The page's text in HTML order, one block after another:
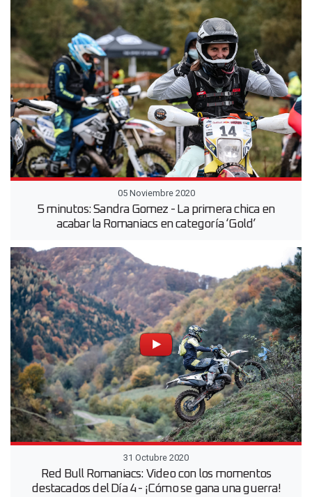
05 Noviembre 2020
5 minutos: Sandra Gomez - La primera chica en
acabar la Romaniacs en categoría ‘Gold’
31 Octubre 2020
Red Bull Romaniacs: Video con los momentos
destacados del Día 4 - ¡Cómo se gana una guerra!